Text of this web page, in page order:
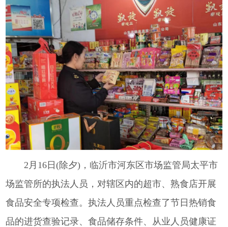
2月16日(除夕)，临沂市河东区市场监管局太平市
场监管所的执法人员，对辖区内的超市、熟食店开展
食品安全专项检查。执法人员重点检查了节日热销食
品的进货查验记录、食品储存条件、从业人员健康证